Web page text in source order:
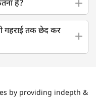
है?
गहराई तक छेद कर
by providing indepth &